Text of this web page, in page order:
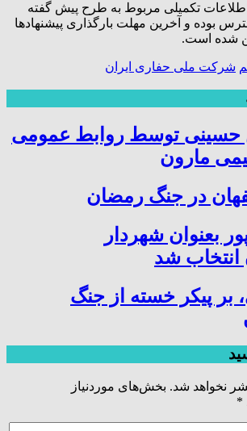
اطلاعات تکمیلی مربوط به طرح پیش ‌گفته
بوده و آخرین مهلت بارگذاری پیشنهادها
شرکت ملی حفاری ایران
حسینی توسط روابط عمومی
مارون
در جنگ رمضان
بعنوان شهردار
شد
بر پیکر خسته‌ از جنگ
نخواهد شد. بخش‌های موردنیاز
*